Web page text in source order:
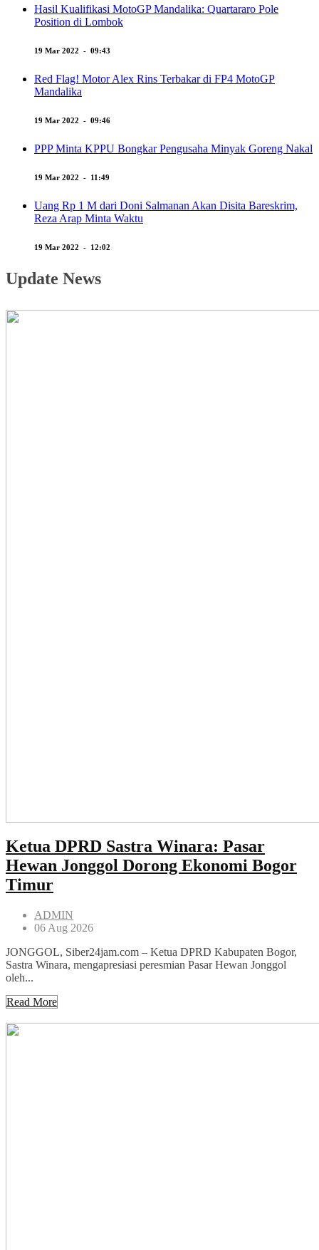
Hasil Kualifikasi MotoGP Mandalika: Quartararo Pole
Position di Lombok
19 Mar 2022 - 09:43
Red Flag! Motor Alex Rins Terbakar di FP4 MotoGP
Mandalika
19 Mar 2022 - 09:46
PPP Minta KPPU Bongkar Pengusaha Minyak Goreng Nakal
19 Mar 2022 - 11:49
Uang Rp 1 M dari Doni Salmanan Akan Disita Bareskrim,
Reza Arap Minta Waktu
19 Mar 2022 - 12:02
Update News
Ketua DPRD Sastra Winara: Pasar
Hewan Jonggol Dorong Ekonomi Bogor
Timur
ADMIN
06 Aug 2026
JONGGOL, Siber24jam.com – Ketua DPRD Kabupaten Bogor,
Sastra Winara, mengapresiasi peresmian Pasar Hewan Jonggol
oleh...
Read More